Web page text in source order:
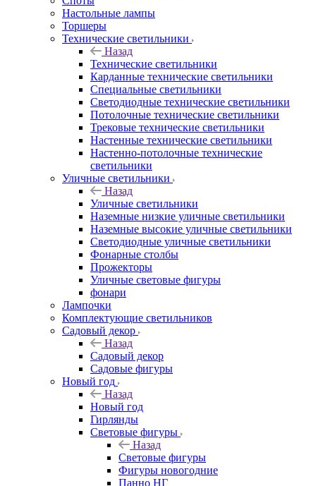
Настольные лампы
Торшеры
Технические светильники
Назад
Технические светильники
Карданные технические светильники
Специальные светильники
Светодиодные технические светильники
Потолочные технические светильники
Трековые технические светильники
Настенные технические светильники
Настенно-потолочные технические
светильники
Уличные светильники
Назад
Уличные светильники
Наземные низкие уличные светильники
Наземные высокие уличные светильники
Светодиодные уличные светильники
Фонарные столбы
Прожекторы
Уличные световые фигуры
фонари
Лампочки
Комплектующие светильников
Садовый декор
Назад
Садовый декор
Садовые фигуры
Новый год
Назад
Новый год
Гирлянды
Световые фигуры
Назад
Световые фигуры
Фигуры новогодние
Панно НГ